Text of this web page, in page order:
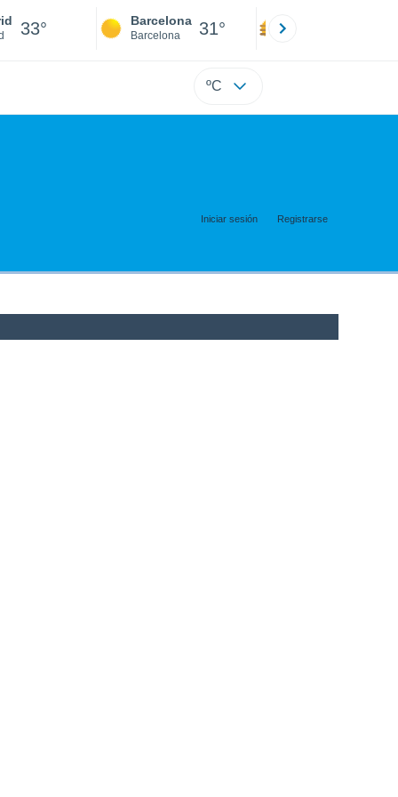
33° Barcelona
Barcelona 31°
ºC
Iniciar sesión Registrarse